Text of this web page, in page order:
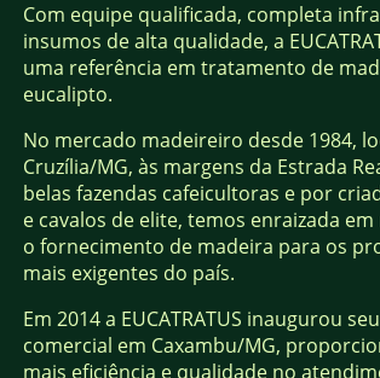
Com equipe qualificada, completa
insumos de alta qualidade, a
uma referência em tratamento de
eucalipto.
No mercado madeireiro desde 1984,
Cruzília/MG, às margens da Estrada
belas fazendas cafeicultoras e por
e cavalos de elite, temos enraizada
o fornecimento de madeira para os
mais exigentes do país.
Em 2014 a EUCATRATUS inaugurou
comercial em Caxambu/MG,
mais eficiência e qualidade no